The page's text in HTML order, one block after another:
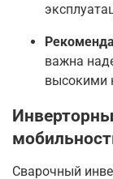
важна
высокими
Сварочный